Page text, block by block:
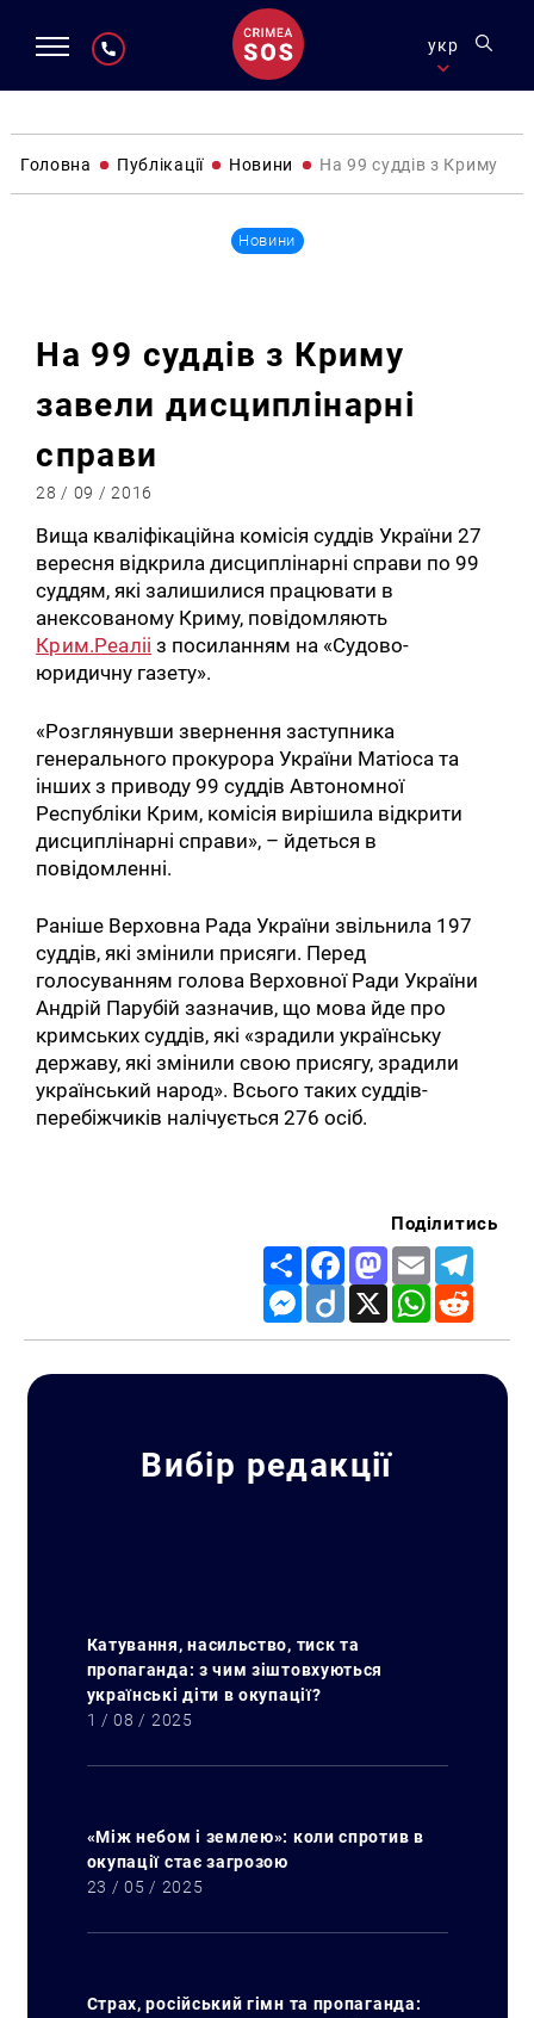
укр
Головна Публікації Новини На 99 суддів з Криму
Новини
На 99 суддів з Криму
завели дисциплінарні
справи
28 / 09 / 2016
Вища кваліфікаційна комісія суддів України 27
вересня відкрила дисциплінарні справи по 99
суддям, які залишилися працювати в
анексованому Криму, повідомляють
Крим.Реаліі з посиланням на «Судово-
юридичну газету».
«Розглянувши звернення заступника
генерального прокурора України Матіоса та
інших з приводу 99 суддів Автономної
Республіки Крим, комісія вирішила відкрити
дисциплінарні справи», – йдеться в
повідомленні.
Раніше Верховна Рада України звільнила 197
суддів, які змінили присяги. Перед
голосуванням голова Верховної Ради України
Андрій Парубій зазначив, що мова йде про
кримських суддів, які «зрадили українську
державу, які змінили свою присягу, зрадили
український народ». Всього таких суддів-
перебіжчиків налічується 276 осіб.
Поділитись
Share FacebookMastodon
Email
Messenger
Diigo X WhatsApp
Вибір редакції
Катування, насильство, тиск та
пропаганда: з чим зіштовхуються
українські діти в окупації?
1 / 08 / 2025
«Між небом і землею»: коли спротив в
окупації стає загрозою
23 / 05 / 2025
Страх, російський гімн та пропаганда: